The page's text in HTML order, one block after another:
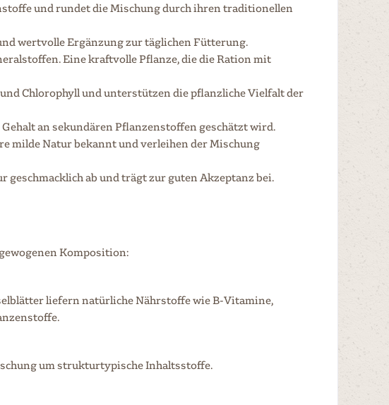
und rundet die Mischung durch ihren traditionellen
wertvolle Ergänzung zur täglichen Fütterung.
Eine kraftvolle Pflanze, die die Ration mit
Chlorophyll und unterstützen die pflanzliche Vielfalt der
an sekundären Pflanzenstoffen geschätzt wird.
milde Natur bekannt und verleihen der Mischung
ab und trägt zur guten Akzeptanz bei.
Komposition:
liefern natürliche Nährstoffe wie B-Vitamine,
um strukturtypische Inhaltsstoffe.